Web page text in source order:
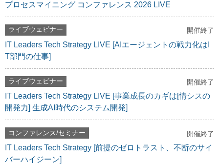
プロセスマイニング コンファレンス 2026 LIVE
ライブウェビナー 開催終了
IT Leaders Tech Strategy LIVE [AIエージェントの戦力化はI
T部門の仕事]
ライブウェビナー 開催終了
IT Leaders Tech Strategy LIVE [事業成長のカギは[情シスの
開発力] 生成AI時代のシステム開発]
コンファレンス/セミナー 開催終了
IT Leaders Tech Strategy [前提のゼロトラスト、不断のサイ
バーハイジーン]